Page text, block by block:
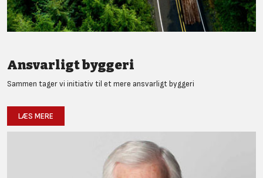
Ansvarligt byggeri
Sammen tager vi initiativ til et mere ansvarligt byggeri
LÆS MERE